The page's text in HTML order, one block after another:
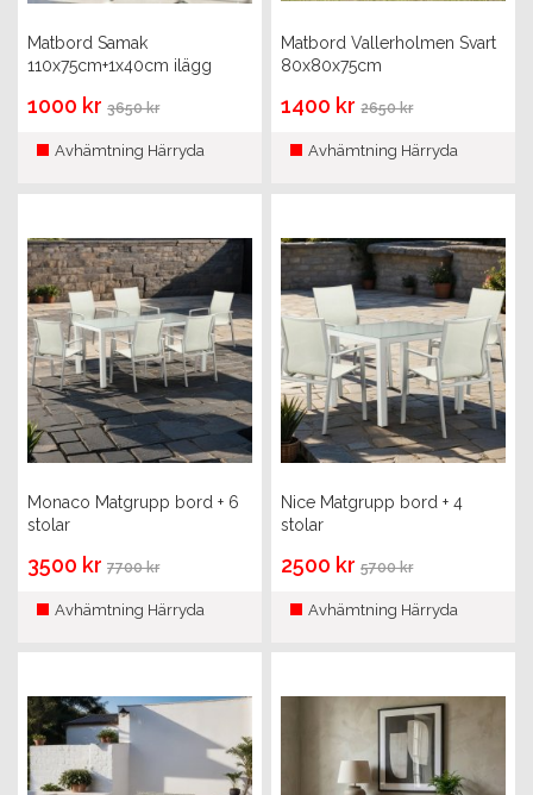
Matbord Samak
110x75cm+1x40cm ilägg
1000 kr3650 kr
Avhämtning Härryda
Matbord Vallerholmen Svart
80x80x75cm
1400 kr2650 kr
Avhämtning Härryda
Monaco Matgrupp bord + 6
stolar
3500 kr7700 kr
Avhämtning Härryda
Nice Matgrupp bord + 4
stolar
2500 kr5700 kr
Avhämtning Härryda